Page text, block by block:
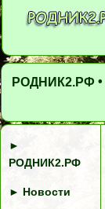
РОДНИК2.РФ •
►
РОДНИК2.РФ
► Новости